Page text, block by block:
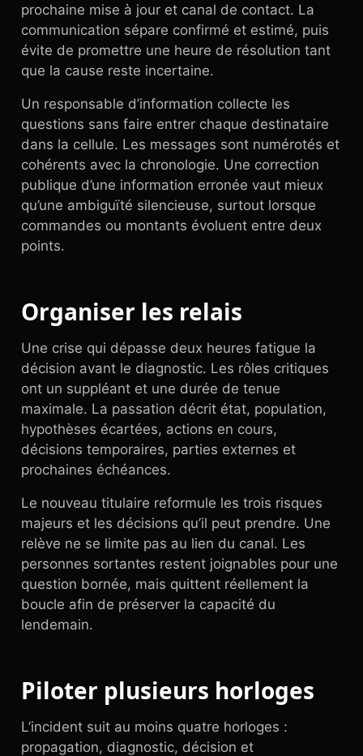
prochaine mise à jour et canal de contact. La
communication sépare confirmé et estimé, puis
évite de promettre une heure de résolution tant
que la cause reste incertaine.
Un responsable d’information collecte les
questions sans faire entrer chaque destinataire
dans la cellule. Les messages sont numérotés et
cohérents avec la chronologie. Une correction
publique d’une information erronée vaut mieux
qu’une ambiguïté silencieuse, surtout lorsque
commandes ou montants évoluent entre deux
points.
Organiser les relais
Une crise qui dépasse deux heures fatigue la
décision avant le diagnostic. Les rôles critiques
ont un suppléant et une durée de tenue
maximale. La passation décrit état, population,
hypothèses écartées, actions en cours,
décisions temporaires, parties externes et
prochaines échéances.
Le nouveau titulaire reformule les trois risques
majeurs et les décisions qu’il peut prendre. Une
relève ne se limite pas au lien du canal. Les
personnes sortantes restent joignables pour une
question bornée, mais quittent réellement la
boucle afin de préserver la capacité du
lendemain.
Piloter plusieurs horloges
L’incident suit au moins quatre horloges :
propagation, diagnostic, décision et